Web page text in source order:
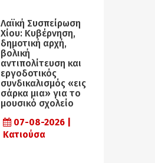
Λαϊκή Συσπείρωση
Χίου: Κυβέρνηση,
δημοτική αρχή,
βολική
αντιπολίτευση και
εργοδοτικός
συνδικαλισμός «εις
σάρκα μια» για το
μουσικό σχολείο
07-08-2026 |
Κατιούσα